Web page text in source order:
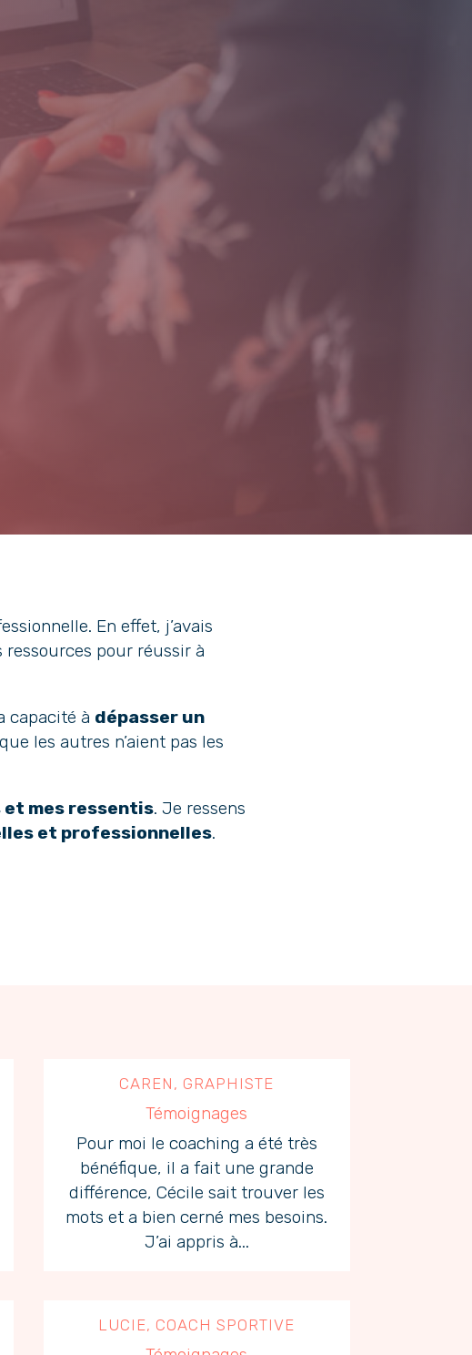
En effet, j’avais
pour réussir à
capacité à dépasser un
les autres n’aient pas les
et mes ressentis. Je ressens
et professionnelles.
CAREN, GRAPHISTE
Témoignages
Pour moi le coaching a été très
bénéfique, il a fait une grande
différence, Cécile sait trouver les
mots et a bien cerné mes besoins.
J’ai appris à...
LUCIE, COACH SPORTIVE